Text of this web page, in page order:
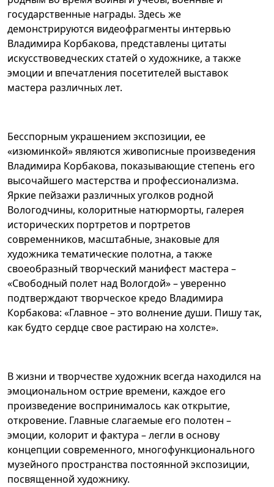
государственные награды. Здесь же
демонстрируются видеофрагменты интервью
Владимира Корбакова, представлены цитаты
искусствоведческих статей о художнике, а также
эмоции и впечатления посетителей выставок
мастера различных лет.
Бесспорным украшением экспозиции, ее
«изюминкой» являются живописные произведения
Владимира Корбакова, показывающие степень его
высочайшего мастерства и профессионализма.
Яркие пейзажи различных уголков родной
Вологодчины, колоритные натюрморты, галерея
исторических портретов и портретов
современников, масштабные, знаковые для
художника тематические полотна, а также
своеобразный творческий манифест мастера –
«Свободный полет над Вологдой» – уверенно
подтверждают творческое кредо Владимира
Корбакова: «Главное – это волнение души. Пишу так,
как будто сердце свое растираю на холсте».
В жизни и творчестве художник всегда находился на
эмоциональном острие времени, каждое его
произведение воспринималось как открытие,
откровение. Главные слагаемые его полотен –
эмоции, колорит и фактура – легли в основу
концепции современного, многофункционального
музейного пространства постоянной экспозиции,
посвященной художнику.